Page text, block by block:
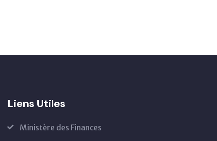
Liens Utiles
Ministère des Finances